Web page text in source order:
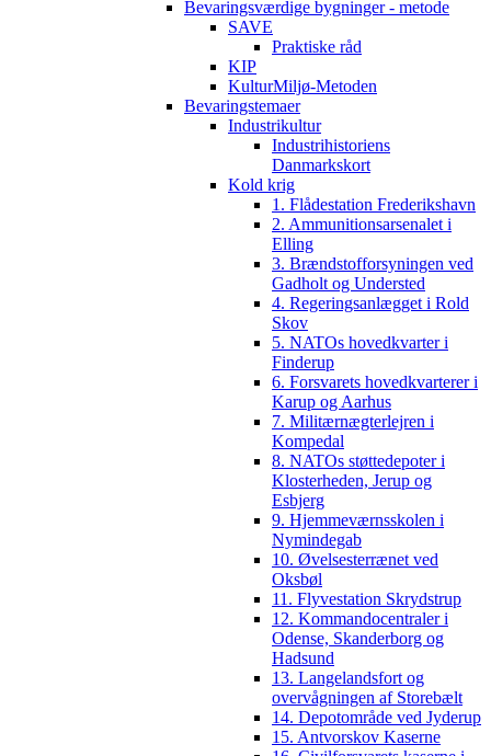
Bevaringsværdige bygninger - metode
SAVE
Praktiske råd
KIP
KulturMiljø-Metoden
Bevaringstemaer
Industrikultur
Industrihistoriens
Danmarkskort
Kold krig
1. Flådestation Frederikshavn
2. Ammunitionsarsenalet i
Elling
3. Brændstofforsyningen ved
Gadholt og Understed
4. Regeringsanlægget i Rold
Skov
5. NATOs hovedkvarter i
Finderup
6. Forsvarets hovedkvarterer i
Karup og Aarhus
7. Militærnægterlejren i
Kompedal
8. NATOs støttedepoter i
Klosterheden, Jerup og
Esbjerg
9. Hjemmeværnsskolen i
Nymindegab
10. Øvelsesterrænet ved
Oksbøl
11. Flyvestation Skrydstrup
12. Kommandocentraler i
Odense, Skanderborg og
Hadsund
13. Langelandsfort og
overvågningen af Storebælt
14. Depotområde ved Jyderup
15. Antvorskov Kaserne